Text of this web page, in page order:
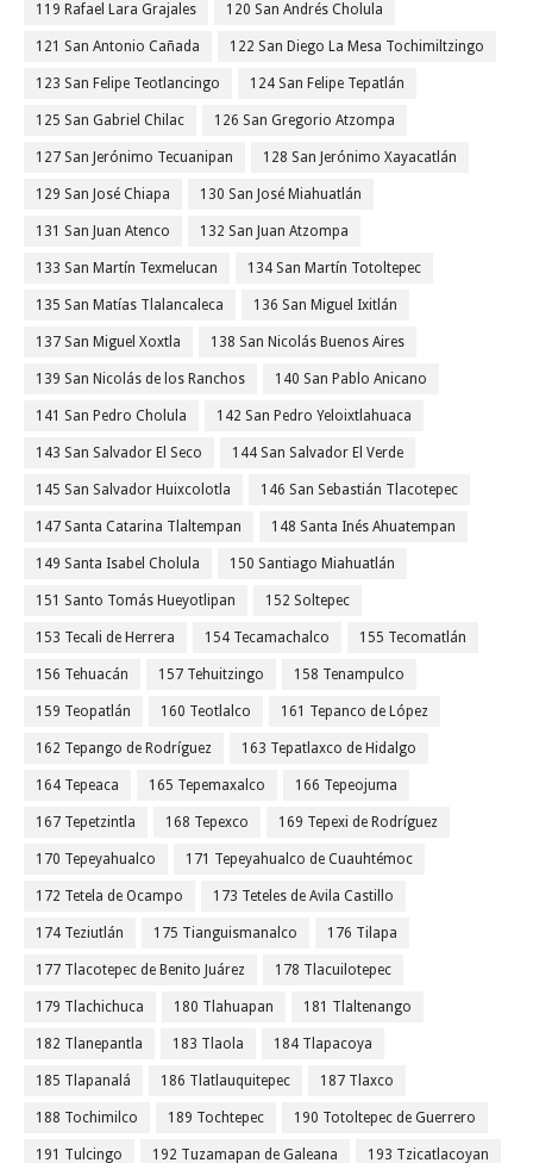
119 Rafael Lara Grajales 120 San Andrés Cholula
121 San Antonio Cañada 122 San Diego La Mesa Tochimiltzingo
123 San Felipe Teotlancingo 124 San Felipe Tepatlán
125 San Gabriel Chilac 126 San Gregorio Atzompa
127 San Jerónimo Tecuanipan 128 San Jerónimo Xayacatlán
129 San José Chiapa 130 San José Miahuatlán
131 San Juan Atenco 132 San Juan Atzompa
133 San Martín Texmelucan 134 San Martín Totoltepec
135 San Matías Tlalancaleca 136 San Miguel Ixitlán
137 San Miguel Xoxtla 138 San Nicolás Buenos Aires
139 San Nicolás de los Ranchos 140 San Pablo Anicano
141 San Pedro Cholula 142 San Pedro Yeloixtlahuaca
143 San Salvador El Seco 144 San Salvador El Verde
145 San Salvador Huixcolotla 146 San Sebastián Tlacotepec
147 Santa Catarina Tlaltempan 148 Santa Inés Ahuatempan
149 Santa Isabel Cholula 150 Santiago Miahuatlán
151 Santo Tomás Hueyotlipan 152 Soltepec
153 Tecali de Herrera 154 Tecamachalco 155 Tecomatlán
156 Tehuacán 157 Tehuitzingo 158 Tenampulco
159 Teopatlán 160 Teotlalco 161 Tepanco de López
162 Tepango de Rodríguez 163 Tepatlaxco de Hidalgo
164 Tepeaca 165 Tepemaxalco 166 Tepeojuma
167 Tepetzintla 168 Tepexco 169 Tepexi de Rodríguez
170 Tepeyahualco 171 Tepeyahualco de Cuauhtémoc
172 Tetela de Ocampo 173 Teteles de Avila Castillo
174 Teziutlán 175 Tianguismanalco 176 Tilapa
177 Tlacotepec de Benito Juárez 178 Tlacuilotepec
179 Tlachichuca 180 Tlahuapan 181 Tlaltenango
182 Tlanepantla 183 Tlaola 184 Tlapacoya
185 Tlapanalá 186 Tlatlauquitepec 187 Tlaxco
188 Tochimilco 189 Tochtepec 190 Totoltepec de Guerrero
191 Tulcingo 192 Tuzamapan de Galeana 193 Tzicatlacoyan